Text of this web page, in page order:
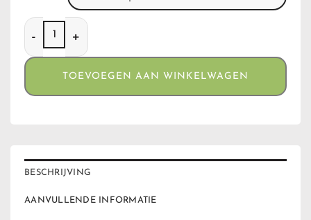
Raw Tray Mini Urban Camouflage aantal
TOEVOEGEN AAN WINKELWAGEN
BESCHRIJVING
AANVULLENDE INFORMATIE